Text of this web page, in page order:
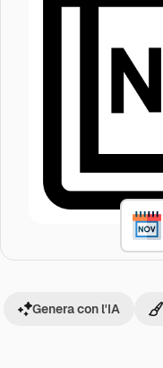
Genera con l'IA